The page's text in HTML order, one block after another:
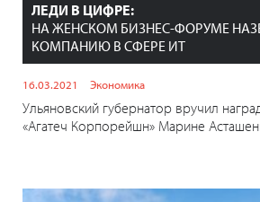
ЛЕДИ В ЦИФРЕ:
НА ЖЕНСКОМ БИЗНЕС-ФОРУМЕ
КОМПАНИЮ В СФЕРЕ ИТ
16.03.2021 Экономика
Ульяновский губернатор вручил
«Агатеч Корпорейшн» Марине